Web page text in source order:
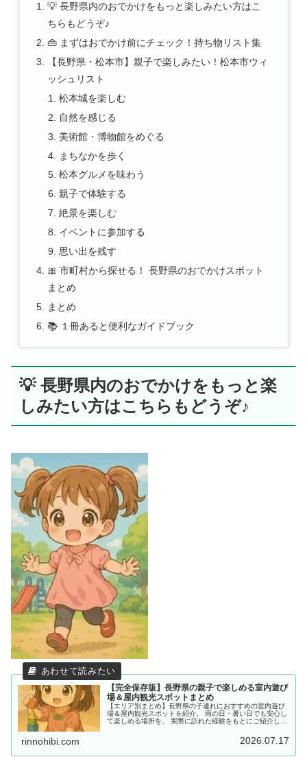
💡 長野県内のおでかけをもっと楽しみたい方はこ
ちらもどうぞ♪
👜 まずはおでかけ前にチェック！持ち物リスト集
【長野県・松本市】親子で楽しみたい！松本市ウィ
ッシュリスト
松本城を楽しむ
自然を感じる
美術館・博物館をめぐる
まちなかを歩く
松本グルメを味わう
親子で体験する
絶景を楽しむ
イベントに参加する
思い出を残す
🎀 市町村から探せる！ 長野県のおでかけスポット
まとめ
まとめ
📚 １冊あると便利なガイドブック
💡 長野県内のおでかけをもっと楽
しみたい方はこちらもどうぞ♪
【完全保存版】長野県の親子で楽しめる室内遊び
場＆屋内観光スポットまとめ
【エリア別まとめ】長野県の子連れにおすすめの室内遊び
場＆屋内観光スポットを紹介。 雨の日・暑い日でも安心し
て楽しめる場所を、 実際に訪れた経験をもとにご紹介して
rinnohibi.com 2026.07.17